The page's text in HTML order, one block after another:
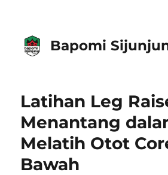
Bapomi
Latihan Leg
Menantang
Melatih Otot
Bawah